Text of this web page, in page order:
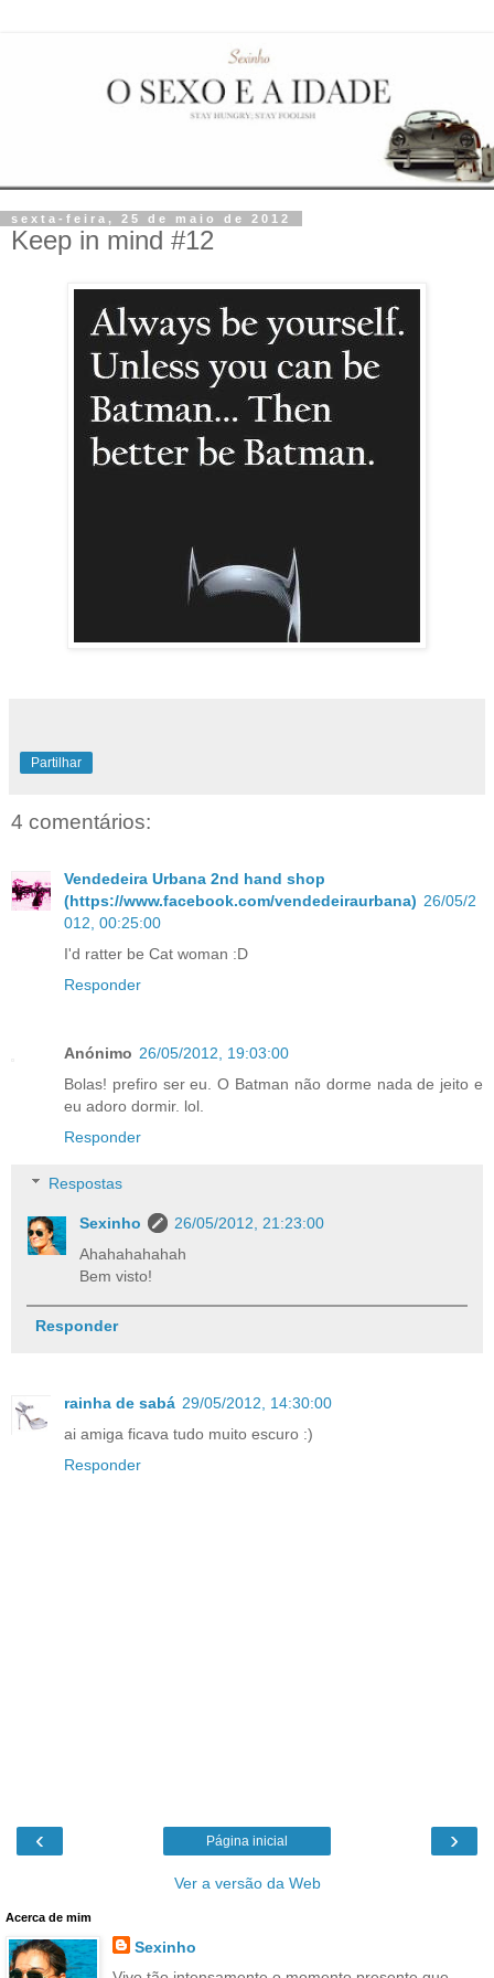
sexta-feira, 25 de maio de 2012
Keep in mind #12
Partilhar
4 comentários:
Vendedeira Urbana 2nd hand shop
(https://www.facebook.com/vendedeiraurbana) 26/05/2
012, 00:25:00
I'd ratter be Cat woman :D
Responder
Anónimo 26/05/2012, 19:03:00
Bolas! prefiro ser eu. O Batman não dorme nada de jeito e
eu adoro dormir. lol.
Responder
Respostas
Sexinho
26/05/2012, 21:23:00
Ahahahahahah
Bem visto!
Responder
rainha de sabá 29/05/2012, 14:30:00
ai amiga ficava tudo muito escuro :)
Responder
‹ ›
Página inicial
Ver a versão da Web
Acerca de mim
Sexinho